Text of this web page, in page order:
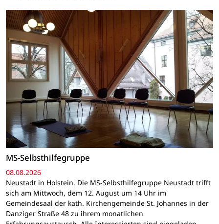
MS-Selbsthilfegruppe
08.08.2026
Neustadt in Holstein. Die MS-Selbsthilfegruppe Neustadt trifft
sich am Mittwoch, dem 12. August um 14 Uhr im
Gemeindesaal der kath. Kirchengemeinde St. Johannes in der
Danziger Straße 48 zu ihrem monatlichen